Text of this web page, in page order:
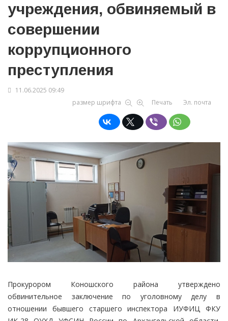
учреждения, обвиняемый в
совершении
коррупционного
преступления
11.06.2025 09:49
размер шрифта
Печать Эл. почта
Прокурором Коношского района утверждено
обвинительное заключение по уголовному делу в
отношении бывшего старшего инспектора ИУФИЦ ФКУ